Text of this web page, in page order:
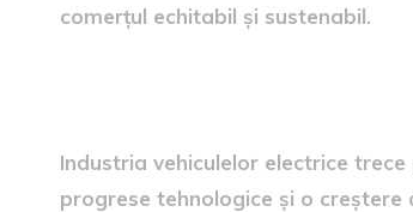
comerțul echitabil și sustenabil.
Industria vehiculelor electrice
progrese tehnologice și o